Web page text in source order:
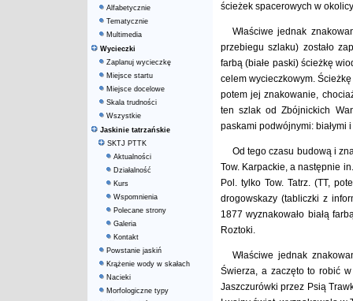
Alfabetycznie
Tematycznie
Multimedia
Wycieczki
Zaplanuj wycieczkę
Miejsce startu
Miejsce docelowe
Skala trudności
Wszystkie
Jaskinie tatrzańskie
SKTJ PTTK
Aktualności
Działalność
Kurs
Wspomnienia
Polecane strony
Galeria
Kontakt
Powstanie jaskiń
Krążenie wody w skałach
Nacieki
Morfologiczne typy
ścieżek spacerowych w
Właściwe jednak
przebiegu szlaku) zostało
farbą (białe paski) ścieżkę
celem wycieczkowym.
potem jej znakowanie,
ten szlak od Zbójnickich
paskami podwójnymi: białymi
Od tego czasu budową i
Tow. Karpackie, a następnie
Pol. tylko Tow. Tatrz. (TT,
drogowskazy (tabliczki z
1877 wyznakowało białą
Roztoki.
Właściwe jednak
Świerza, a zaczęto to robić
Jaszczurówki przez Psią